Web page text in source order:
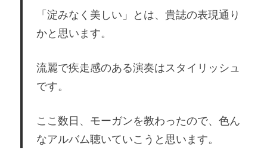
「淀みなく美しい」とは、貴誌の表現通り
かと思います。
流麗で疾走感のある演奏はスタイリッシュ
です。
ここ数日、モーガンを教わったので、色ん
なアルバム聴いていこうと思います。